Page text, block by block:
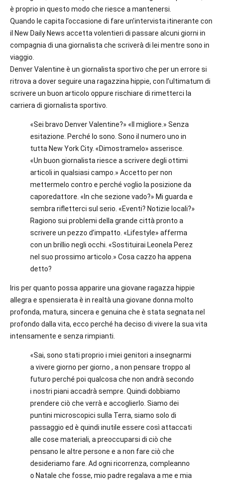
è proprio in questo modo che riesce a mantenersi.
Quando le capita l’occasione di fare un’intervista itinerante con
il New Daily News accetta volentieri di passare alcuni giorni in
compagnia di una giornalista che scriverà di lei mentre sono in
viaggio.
Denver Valentine è un giornalista sportivo che per un errore si
ritrova a dover seguire una ragazzina hippie, con l’ultimatum di
scrivere un buon articolo oppure rischiare di rimetterci la
carriera di giornalista sportivo.
«Sei bravo Denver Valentine?» «Il migliore.» Senza
esitazione. Perché lo sono. Sono il numero uno in
tutta New York City. «Dimostramelo» asserisce.
«Un buon giornalista riesce a scrivere degli ottimi
articoli in qualsiasi campo.» Accetto per non
mettermelo contro e perché voglio la posizione da
caporedattore. «In che sezione vado?» Mi guarda e
sembra rifletterci sul serio. «Eventi? Notizie locali?»
Ragiono sui problemi della grande città pronto a
scrivere un pezzo d’impatto. «Lifestyle» afferma
con un brillio negli occhi. «Sostituirai Leonela Perez
nel suo prossimo articolo.» Cosa cazzo ha appena
detto?
Iris per quanto possa apparire una giovane ragazza hippie
allegra e spensierata è in realtà una giovane donna molto
profonda, matura, sincera e genuina che è stata segnata nel
profondo dalla vita, ecco perché ha deciso di vivere la sua vita
intensamente e senza rimpianti.
«Sai, sono stati proprio i miei genitori a insegnarmi
a vivere giorno per giorno , a non pensare troppo al
futuro perché poi qualcosa che non andrà secondo
i nostri piani accadrà sempre. Quindi dobbiamo
prendere ciò che verrà e accoglierlo. Siamo dei
puntini microscopici sulla Terra, siamo solo di
passaggio ed è quindi inutile essere così attaccati
alle cose materiali, a preoccuparsi di ciò che
pensano le altre persone e a non fare ciò che
desideriamo fare. Ad ogni ricorrenza, compleanno
o Natale che fosse, mio padre regalava a me e mia